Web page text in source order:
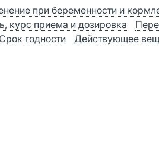
при беременности и
курс приема и дозировка
Срок годности Действующее